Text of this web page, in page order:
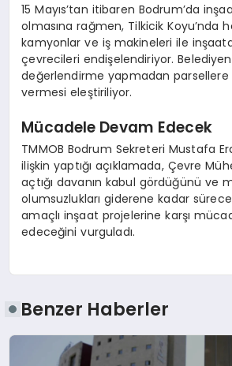
15 Mayıs’tan itibaren Bodrum’da
olmasına rağmen, Tilkicik Koyu’nda
kamyonlar ve iş makineleri ile
çevrecileri endişelendiriyor.
değerlendirme yapmadan parsellere
vermesi eleştiriliyor.
Mücadele Devam Edecek
TMMOB Bodrum Sekreteri Mustafa
ilişkin yaptığı açıklamada, Çevre
açtığı davanın kabul gördüğünü ve
olumsuzlukları giderene kadar
amaçlı inşaat projelerine karşı
edeceğini vurguladı.
Benzer Haberler